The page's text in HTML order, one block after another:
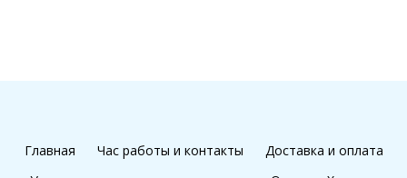
Главная Час работы и контакты
Доставка и оплата